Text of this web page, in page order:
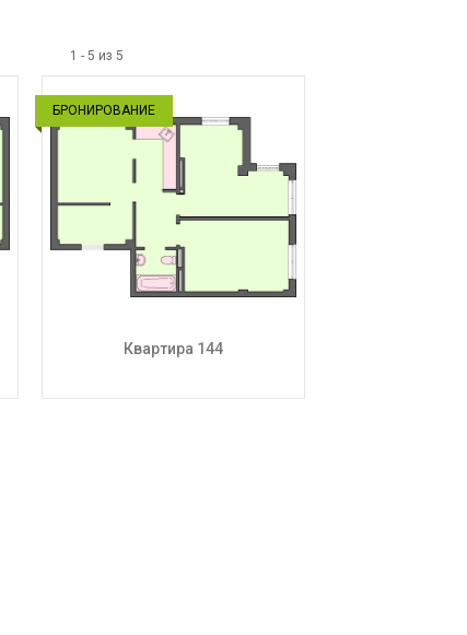
1 -5 из 5
БРОНИРОВАНИЕ
Квартира 144